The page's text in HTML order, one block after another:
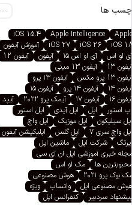
برچسب ها
Apple
Apple Intelligence
iOS 15.4
iOS 18
iOS 26
iOS 27
آموزش آیفون
آی او اس
آی او اس ۱۵ آیفون
آیفون 12
آیفون 13
آیفون 13 مینی
آیفون 13 پرو مکس
آیفون ۱۳ پرو
آیفون ۱۴
آیفون ۱۴ پرو
آیفون ۱۵
آیفون ۱۶
آیفون ۱۷ آیمک پرو ۲۰۲۲
آیپد
اپ استور
اپل اپل آیدی
اپل استور
اپل سیلیکون
اپل موزیک
اپل واچ
اپل واچ سری ۷
اپل گلس
اپلیکیشن آیفون
ایرتگ
شرکت اپل
ماشین اپل
مجله خبری آموزشی اپل ان آی سی
محبوبترین ها
مک او اس
مک بوک پرو ۲۰۲۱
هوش مصنوعی
هوش مصنوعی اپل
واتساپ
ویژه
پیشنهاد سردبیر
کنفرانس اپل